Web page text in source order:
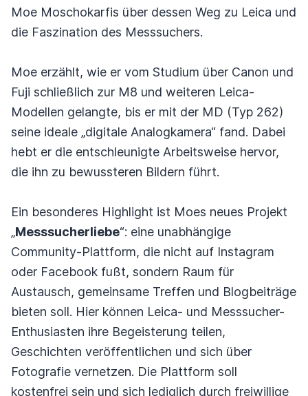
Moe Moschokarfis über dessen Weg zu Leica und
die Faszination des Messsuchers.
Moe erzählt, wie er vom Studium über Canon und
Fuji schließlich zur M8 und weiteren Leica-
Modellen gelangte, bis er mit der MD (Typ 262)
seine ideale „digitale Analogkamera“ fand. Dabei
hebt er die entschleunigte Arbeitsweise hervor,
die ihn zu bewussteren Bildern führt.
Ein besonderes Highlight ist Moes neues Projekt
„Messsucherliebe“: eine unabhängige
Community-Plattform, die nicht auf Instagram
oder Facebook fußt, sondern Raum für
Austausch, gemeinsame Treffen und Blogbeiträge
bieten soll. Hier können Leica- und Messsucher-
Enthusiasten ihre Begeisterung teilen,
Geschichten veröffentlichen und sich über
Fotografie vernetzen. Die Plattform soll
kostenfrei sein und sich lediglich durch freiwillige